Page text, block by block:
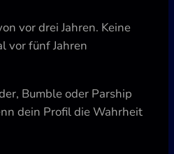
vor drei Jahren. Keine
vor fünf Jahren
Bumble oder Parship
dein Profil die Wahrheit